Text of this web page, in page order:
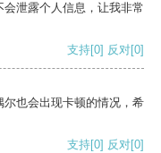
泄露个人信息，让我非常
支持[0] 反对[0]
也会出现卡顿的情况，希
支持[0] 反对[0]